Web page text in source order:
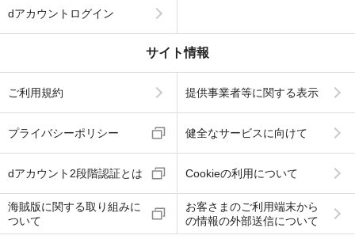
dアカウントログイン
サイト情報
ご利用規約 提供事業者等に関する表示
プライバシーポリシー 健全なサービスに向けて
dアカウント2段階認証とは Cookieの利用について
海賊版に関する取り組みに
ついて
お客さまのご利用端末から
の情報の外部送信について